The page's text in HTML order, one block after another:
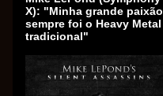
X): "Minha grande paixão
sempre foi o Heavy Metal
tradicional"